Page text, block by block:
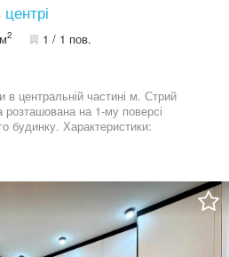
2 1 / 1 пов.
в центральній частині м. Стрий
на 1-му поверсі
будинку. Характеристики:
Переваги: центральна локація
кухнею розвинена
Поруч дитячий садок, школа,
зупинки громадського
для комфортного проживання.
телефоном.